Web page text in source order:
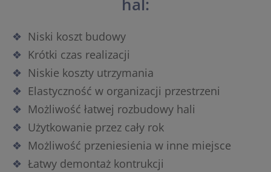
hal:
Niski koszt budowy
Krótki czas realizacji
Niskie koszty utrzymania
Elastyczność w organizacji przestrzeni
Możliwość łatwej rozbudowy hali
Użytkowanie przez cały rok
Możliwość przeniesienia w inne miejsce
Łatwy demontaż kontrukcji